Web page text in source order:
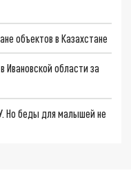
объектов в Казахстане
Ивановской области за
Но беды для малышей не